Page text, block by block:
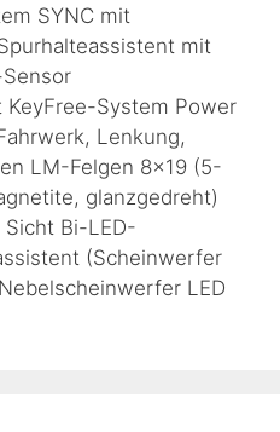
SYNC mit
mit
System Power
Lenkung,
LM-Felgen 8×19 (5-
glanzgedreht)
Bi-LED-
(Scheinwerfer
LED